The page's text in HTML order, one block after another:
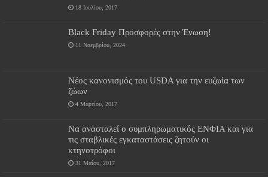
18 Ιουλίου, 2017
Black Friday Προσφορές στην Ένωση!
11 Νοεμβρίου, 2024
Νέος κανονισμός του USDA για την ευζωία των
ζώων
4 Μαρτίου, 2017
Να ανασταλεί ο συμπληρωματικός ΕΝΦΙΑ και για
τις σταβλικές εγκαταστάσεις ζητούν οι
κτηνοτρόφοι
31 Μαΐου, 2017